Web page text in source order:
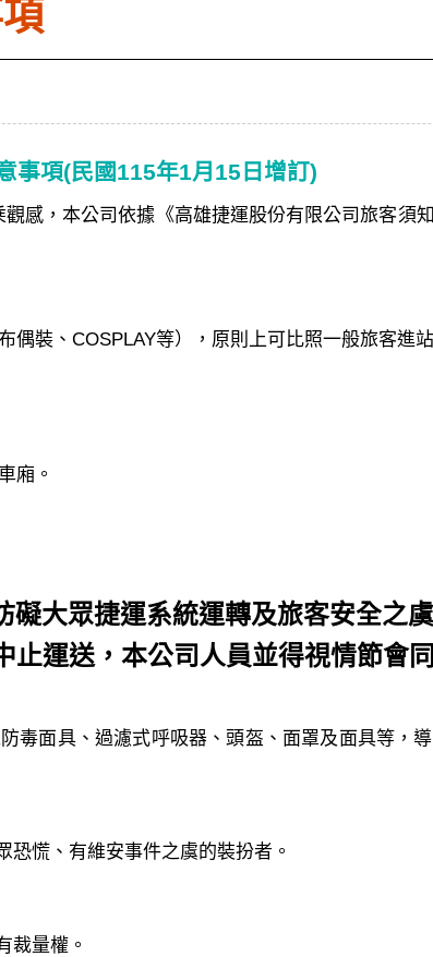
事項(民國115年1月15日增訂)
感，本公司依據《高雄捷運股份有限公司旅客須
、COSPLAY等），原則上可比照一般旅客進站
廂。
礙大眾捷運系統運轉及旅客安全之
運送，本公司人員並得視情節會
具、過濾式呼吸器、頭盔、面罩及面具等，導
慌、有維安事件之虞的裝扮者。
量權。